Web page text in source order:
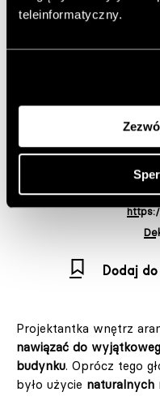
teleinformatyczny.
przy ul. Dunajeckiej w
budynku i jego
przełożenie na
Dodaj
Projektantka wnętrz
nawiązać do
budynku. Oprócz tego
było użycie naturalnych